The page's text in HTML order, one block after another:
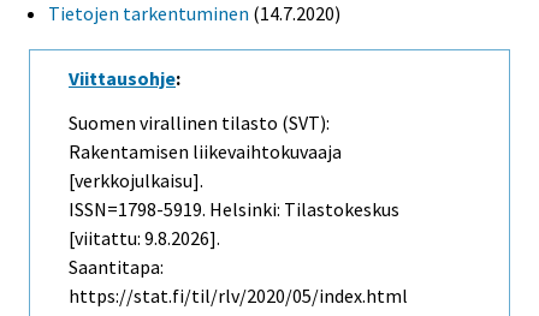
Tietojen tarkentuminen (14.7.2020)
Viittausohje:
Suomen virallinen tilasto (SVT):
Rakentamisen liikevaihtokuvaaja
[verkkojulkaisu].
ISSN=1798-5919. Helsinki: Tilastokeskus
[viitattu: 9.8.2026].
Saantitapa:
https://stat.fi/til/rlv/2020/05/index.html